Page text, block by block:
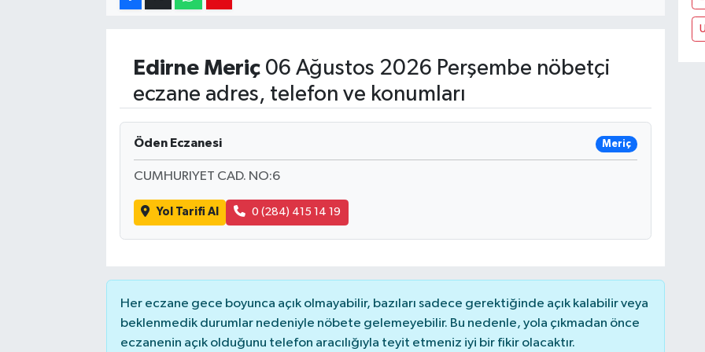
Edirne Meriç06 Ağustos 2026 Perşembe nöbetçi
eczane adres, telefon ve konumları
Öden Eczanesi Meriç
CUMHURIYET CAD. NO:6
Yol Tarifi Al 0 (284) 415 14 19
Her eczane gece boyunca açık olmayabilir, bazıları sadece gerektiğinde açık kalabilir veya
beklenmedik durumlar nedeniyle nöbete gelemeyebilir. Bu nedenle, yola çıkmadan önce
eczanenin açık olduğunu telefon aracılığıyla teyit etmeniz iyi bir fikir olacaktır.